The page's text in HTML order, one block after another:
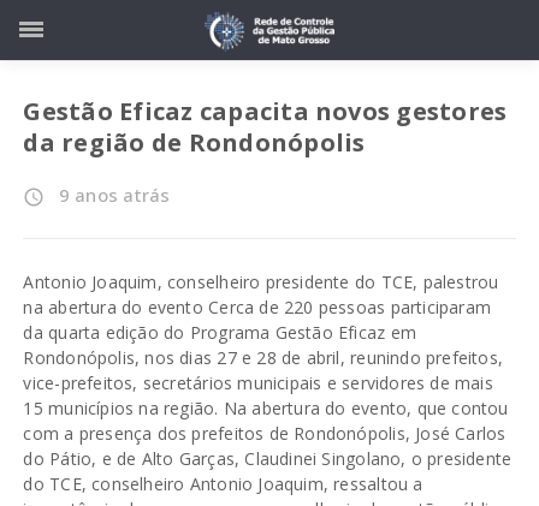
Gestão Eficaz capacita novos gestores
da região de Rondonópolis
access_time 9 anos atrás
Antonio Joaquim, conselheiro presidente do TCE, palestrou
na abertura do evento Cerca de 220 pessoas participaram
da quarta edição do Programa Gestão Eficaz em
Rondonópolis, nos dias 27 e 28 de abril, reunindo prefeitos,
vice-prefeitos, secretários municipais e servidores de mais
15 municípios na região. Na abertura do evento, que contou
com a presença dos prefeitos de Rondonópolis, José Carlos
do Pátio, e de Alto Garças, Claudinei Singolano, o presidente
do TCE, conselheiro Antonio Joaquim, ressaltou a